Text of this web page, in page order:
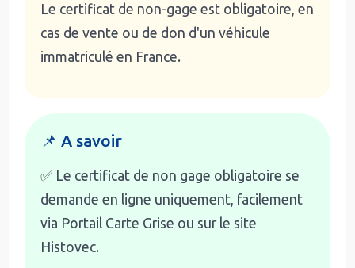
Le certificat de non-gage est obligatoire, en
cas de vente ou de don d'un véhicule
immatriculé en France.
📌 A savoir
✅ Le certificat de non gage obligatoire se
demande en ligne uniquement, facilement
via Portail Carte Grise ou sur le site
Histovec.